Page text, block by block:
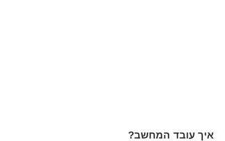
איך עובד המחשב?